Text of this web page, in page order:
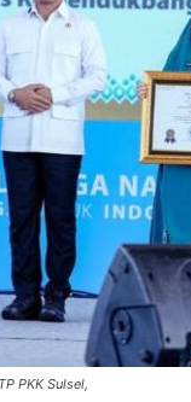
PKK Sulsel,